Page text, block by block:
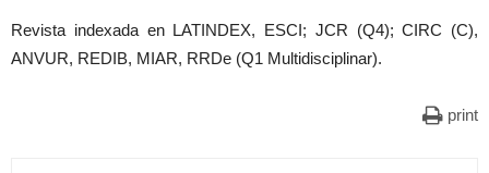
Revista indexada en LATINDEX, ESCI; JCR (Q4); CIRC (C),
ANVUR, REDIB, MIAR, RRDe (Q1 Multidisciplinar).
print